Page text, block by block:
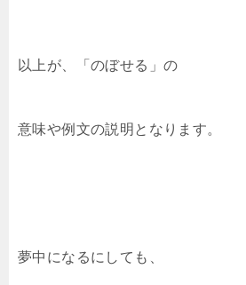
以上が、「のぼせる」の
意味や例文の説明となります。
夢中になるにしても、